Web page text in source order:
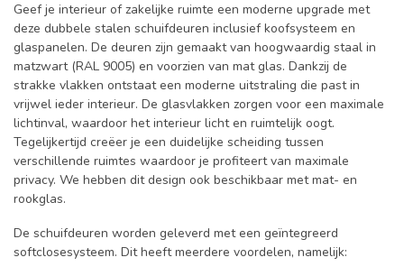
Geef je interieur of zakelijke ruimte een moderne upgrade met
deze dubbele stalen schuifdeuren inclusief koofsysteem en
glaspanelen. De deuren zijn gemaakt van hoogwaardig staal in
matzwart (RAL 9005) en voorzien van mat glas. Dankzij de
strakke vlakken ontstaat een moderne uitstraling die past in
vrijwel ieder interieur. De glasvlakken zorgen voor een maximale
lichtinval, waardoor het interieur licht en ruimtelijk oogt.
Tegelijkertijd creëer je een duidelijke scheiding tussen
verschillende ruimtes waardoor je profiteert van maximale
privacy. We hebben dit design ook beschikbaar met mat- en
rookglas.
De schuifdeuren worden geleverd met een geïntegreerd
softclosesysteem. Dit heeft meerdere voordelen, namelijk: